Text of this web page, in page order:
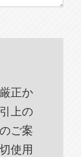
正か
上の
ご案
使用